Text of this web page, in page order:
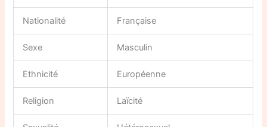
Nationalité Française
Sexe Masculin
Ethnicité Européenne
Religion Laïcité